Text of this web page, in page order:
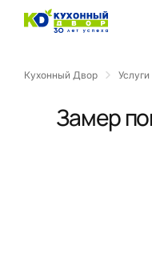
Кухонный Двор Услуги
Замер